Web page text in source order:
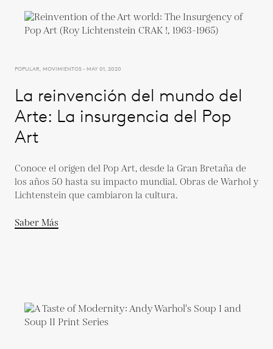
POPULAR, MOVIMIENTOS - MAY 01, 2020
La reinvención del mundo del
Arte: La insurgencia del Pop
Art
Conoce el origen del Pop Art, desde la Gran Bretaña de
los años 50 hasta su impacto mundial. Obras de Warhol y
Lichtenstein que cambiaron la cultura.
Saber Más